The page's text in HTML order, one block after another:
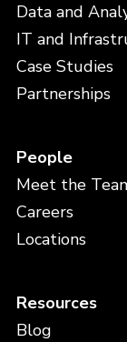
Data and
IT and
Case Studies
Partnerships
People
Meet the
Careers
Locations
Resources
Blog